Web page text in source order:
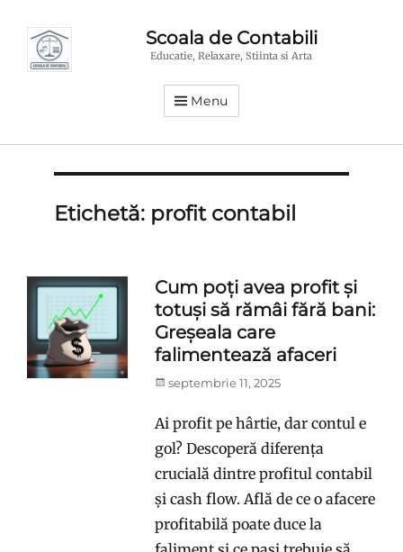
Scoala de Contabili
Educatie, Relaxare, Stiinta si Arta
Menu
Etichetă: profit contabil
Cum poți avea profit și
totuși să rămâi fără bani:
Greșeala care
falimentează afaceri
Posted
septembrie 11, 2025
Ai profit pe hârtie, dar contul e
gol? Descoperă diferența
crucială dintre profitul contabil
și cash flow. Află de ce o afacere
profitabilă poate duce la